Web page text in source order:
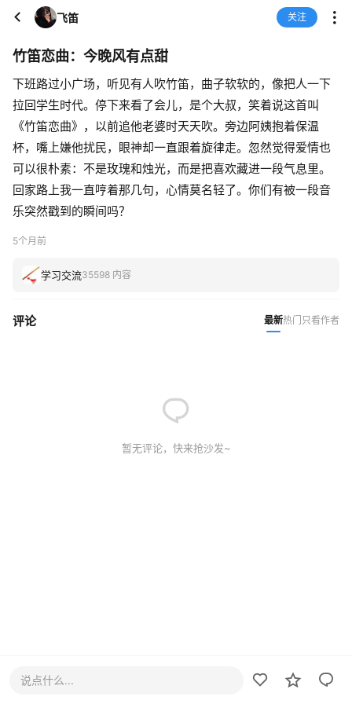
飞笛 关注
竹笛恋曲：今晚风有点甜
下班路过小广场，听见有人吹竹笛，曲子软软的，像把人一下
拉回学生时代。停下来看了会儿，是个大叔，笑着说这首叫
《竹笛恋曲》，以前追他老婆时天天吹。旁边阿姨抱着保温
杯，嘴上嫌他扰民，眼神却一直跟着旋律走。忽然觉得爱情也
可以很朴素：不是玫瑰和烛光，而是把喜欢藏进一段气息里。
回家路上我一直哼着那几句，心情莫名轻了。你们有被一段音
乐突然戳到的瞬间吗？
5个月前
学习交流35598 内容
评论 最新热门 只看作者
暂无评论，快来抢沙发~
说点什么...